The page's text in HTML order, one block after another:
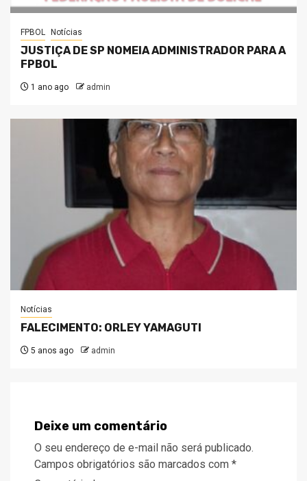
FPBOL Notícias
JUSTIÇA DE SP NOMEIA ADMINISTRADOR PARA A
FPBOL
1 ano ago admin
Notícias
FALECIMENTO: ORLEY YAMAGUTI
5 anos ago admin
Deixe um comentário
O seu endereço de e-mail não será publicado.
Campos obrigatórios são marcados com *